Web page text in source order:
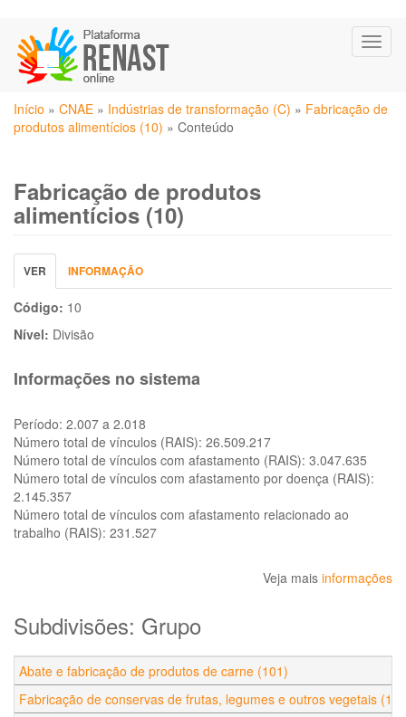
para
conteúdo
principal
Você
está
Início » CNAE » Indústrias de transformação (C) » Fabricação de
produtos alimentícios (10) » Conteúdo
Fabricação de produtos
alimentícios (10)
Abas
primárias
VER (ABA
ATIVA)
INFORMAÇÃO
Código: 10
Nível: Divisão
Informações no sistema
Período: 2.007 a 2.018
Número total de vínculos (RAIS): 26.509.217
Número total de vínculos com afastamento (RAIS): 3.047.635
Número total de vínculos com afastamento por doença (RAIS):
2.145.357
Número total de vínculos com afastamento relacionado ao
trabalho (RAIS): 231.527
Veja mais informações
Subdivisões: Grupo
Abate e fabricação de produtos de carne (101)
Fabricação de conservas de frutas, legumes e outros vegetais